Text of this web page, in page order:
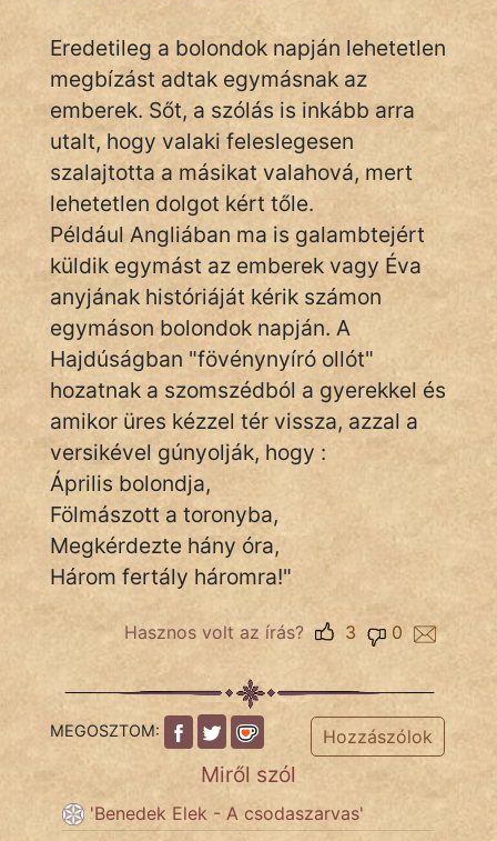
MAGYARSÁG
És
TÖRTÉNELEM
Népszerű szerzőink:
cinege
fantom
Hunor
Jób Gedeon
Láron Ádám
mikkamakka
vörös ördög
nagyöreg
Név nélkül
szegény legény
Eredetileg a bolondok napján lehetetlen
megbízást adtak egymásnak az
emberek. Sőt, a szólás is inkább arra
utalt, hogy valaki feleslegesen
szalajtotta a másikat valahová, mert
lehetetlen dolgot kért tőle.
Például Angliában ma is galambtejért
küldik egymást az emberek vagy Éva
anyjának históriáját kérik számon
egymáson bolondok napján. A
Hajdúságban "fövénynyíró ollót"
hozatnak a szomszédból a gyerekkel és
amikor üres kézzel tér vissza, azzal a
versikével gúnyolják, hogy :
Április bolondja,
Fölmászott a toronyba,
Megkérdezte hány óra,
Három fertály háromra!"
Hasznos volt az írás? 0
3
MEGOSZTOM: Hozzászólok
Miről szól
'Benedek Elek - A csodaszarvas'